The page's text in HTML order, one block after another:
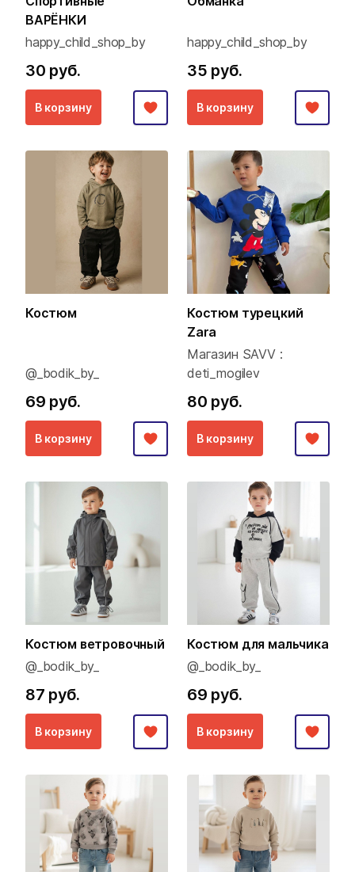
ВАРЁНКИ
happy_child_shop_by
30 руб.
В корзину
happy_child_shop_by
35 руб.
В корзину
Костюм
@_bodik_by_
69 руб.
В корзину
Костюм турецкий
Zara
Магазин SAVV :
deti_mogilev
80 руб.
В корзину
Костюм ветровочный
@_bodik_by_
87 руб.
В корзину
Костюм для мальчика
@_bodik_by_
69 руб.
В корзину